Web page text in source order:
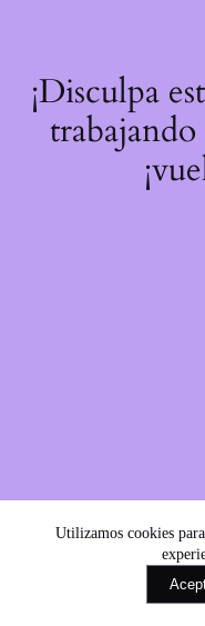
Utilizamos cookies
¡Disculpa